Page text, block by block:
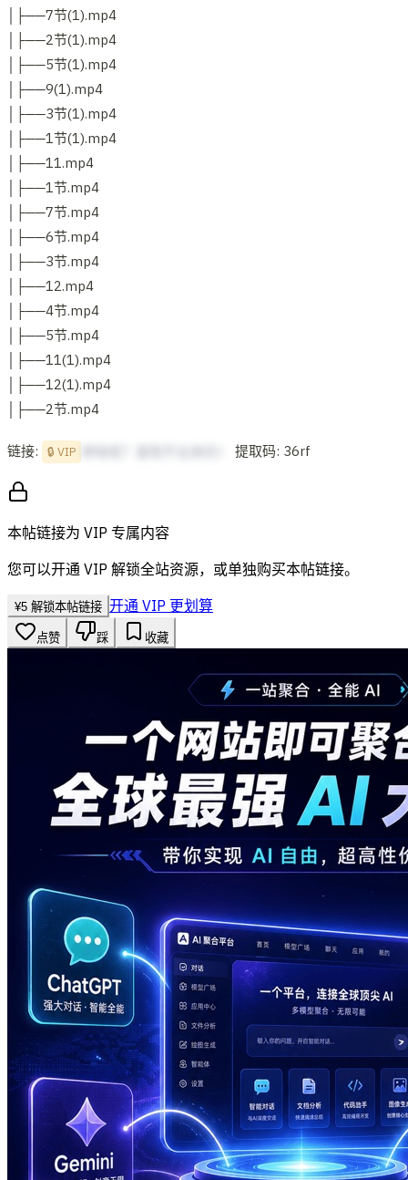
│├──7节(1).mp4
│├──2节(1).mp4
│├──5节(1).mp4
│├──9(1).mp4
│├──3节(1).mp4
│├──1节(1).mp4
│├──11.mp4
│├──1节.mp4
│├──7节.mp4
│├──6节.mp4
│├──3节.mp4
│├──12.mp4
│├──4节.mp4
│├──5节.mp4
│├──11(1).mp4
│├──12(1).mp4
│├──2节.mp4
链接: 🔒 VIP 提取码: 36rf
本帖链接为 VIP 专属内容
您可以开通 VIP 解锁全站资源，或单独购买本帖链接。
¥5 解锁本帖链接 开通 VIP 更划算
点赞 踩 收藏